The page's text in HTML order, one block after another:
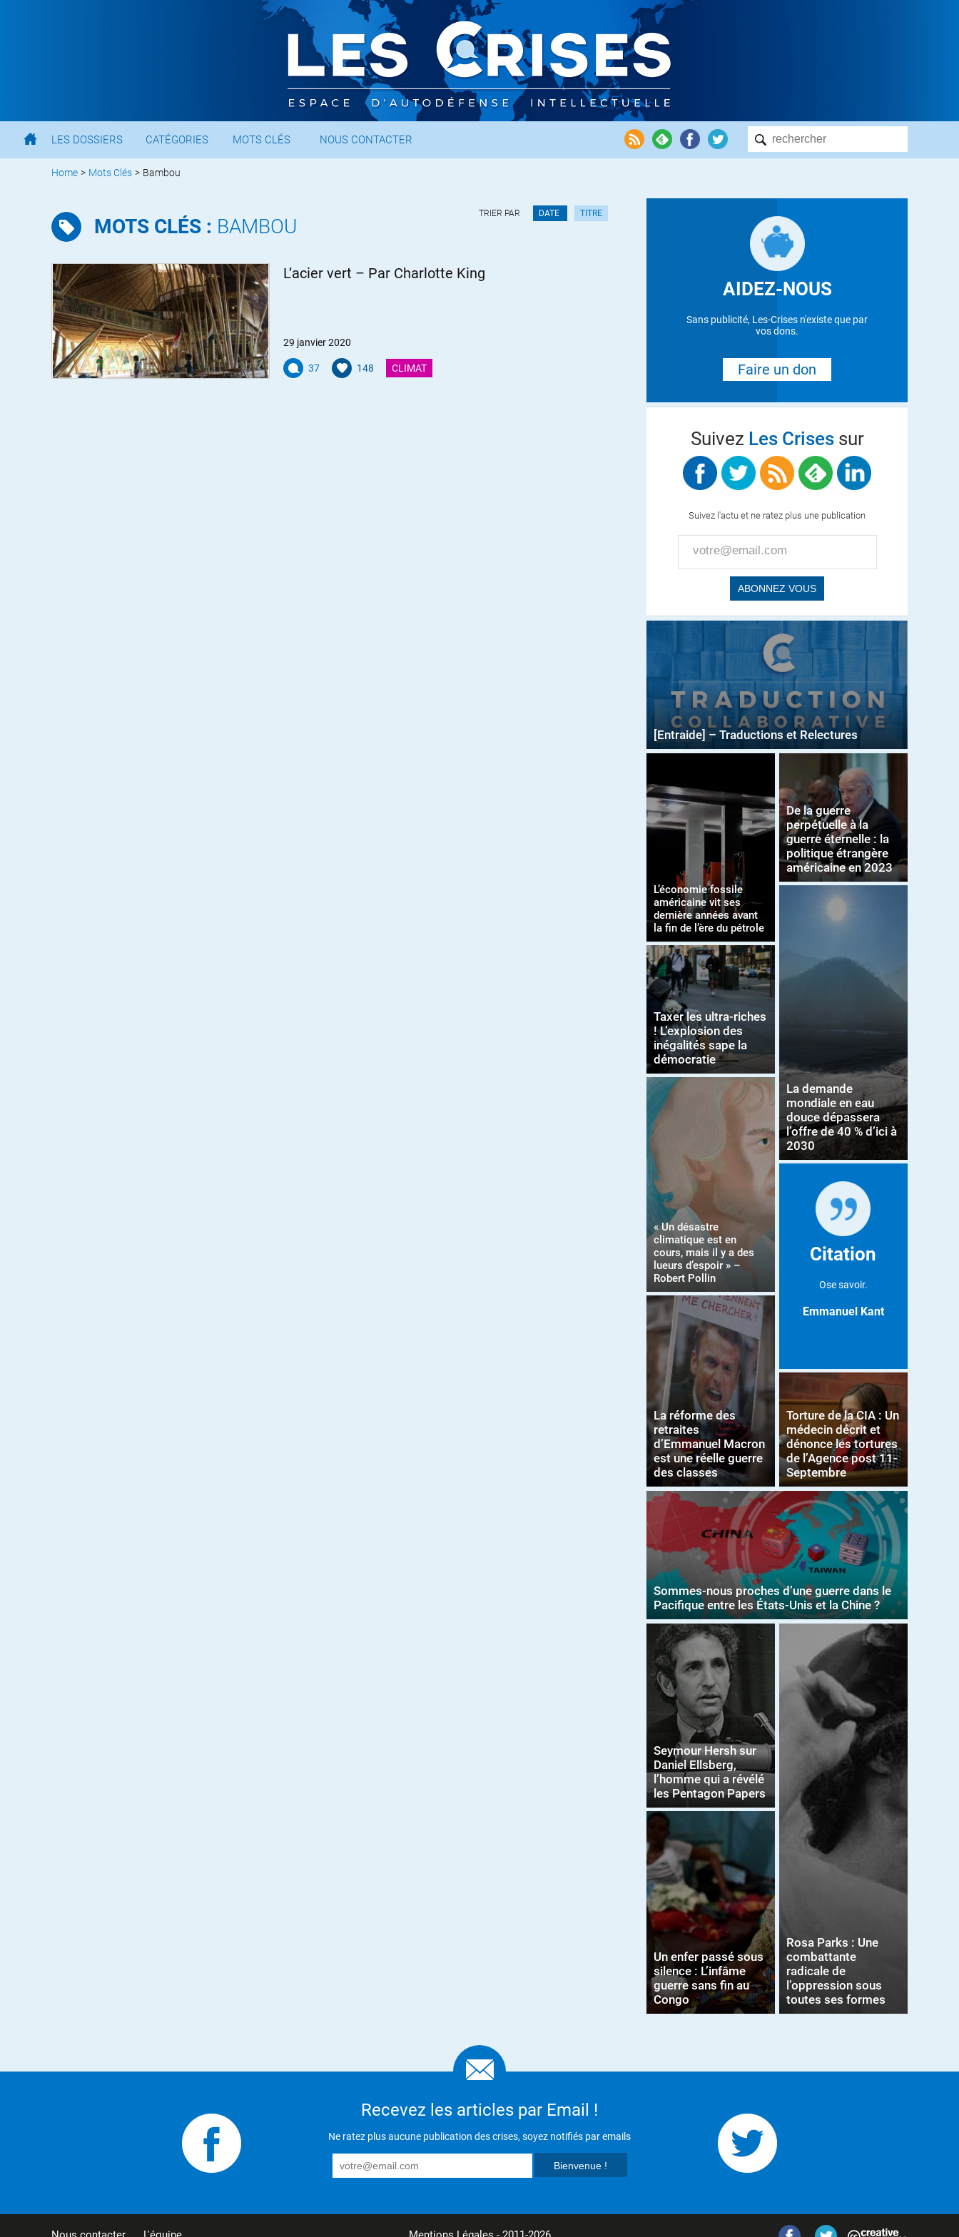
LES DOSSIERS CATÉGORIES MOTS CLÉS NOUS CONTACTER
Home > Mots Clés > Bambou
MOTS CLÉS : BAMBOU
TRIER PAR DATE TITRE
L’acier vert – Par Charlotte King
29 janvier 2020
37 148 CLIMAT
AIDEZ-NOUS
Sans publicité, Les-Crises n'existe que par
vos dons.
Faire un don
Suivez Les Crisessur
Suivez l'actu et ne ratez plus une publication
[Entraide] – Traductions et Relectures
L’économie fossile
américaine vit ses
dernière années avant
la fin de l’ère du pétrole
Taxer les ultra-riches
! L’explosion des
inégalités sape la
démocratie
« Un désastre
climatique est en
cours, mais il y a des
lueurs d’espoir » –
Robert Pollin
La réforme des
retraites
d’Emmanuel Macron
est une réelle guerre
des classes
De la guerre
perpétuelle à la
guerre éternelle : la
politique étrangère
américaine en 2023
La demande
mondiale en eau
douce dépassera
l’offre de 40 % d’ici à
2030
Citation
Ose savoir.
Emmanuel Kant
Torture de la CIA : Un
médecin décrit et
dénonce les tortures
de l’Agence post 11-
Septembre
Sommes-nous proches d’une guerre dans le
Pacifique entre les États-Unis et la Chine ?
Seymour Hersh sur
Daniel Ellsberg,
l’homme qui a révélé
les Pentagon Papers
Un enfer passé sous
silence : L’infâme
guerre sans fin au
Congo
Rosa Parks : Une
combattante
radicale de
l’oppression sous
toutes ses formes
Recevez les articles par Email !
Ne ratez plus aucune publication des crises, soyez notifiés par emails